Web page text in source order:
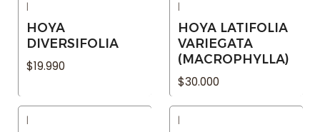
|
HOYA
DIVERSIFOLIA
$19.990
|
HOYA LATIFOLIA
VARIEGATA
(MACROPHYLLA)
$30.000
| |